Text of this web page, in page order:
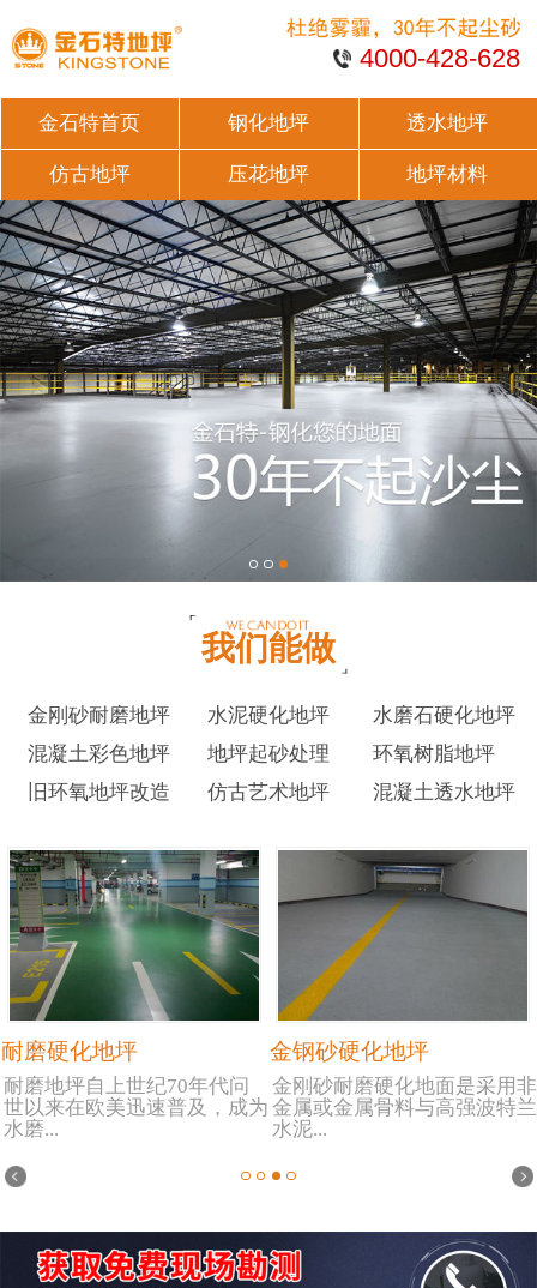
4000-428-628
金石特首页 钢化地坪 透水地坪
仿古地坪 压花地坪 地坪材料
我们能做
金刚砂耐磨地坪 水泥硬化地坪
水磨石硬化地坪
混凝土彩色地坪
地坪起砂处理
环氧树脂地坪
旧环氧地坪改造
仿古艺术地坪 混凝土透水地坪
耐磨硬化地坪
耐磨地坪自上世纪70年代问
世以来在欧美迅速普及，成为
水磨...
金钢砂硬化地坪
金刚砂耐磨硬化地面是采用非
金属或金属骨料与高强波特兰
水泥...